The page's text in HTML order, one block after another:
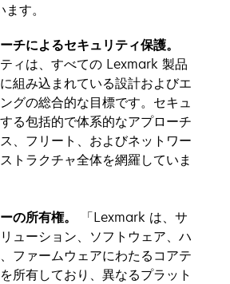
す。
チによるセキュリティ保護。
ティは、すべての Lexmark 製品
組み込まれている設計およびエ
グの総合的な目標です。セキュ
る包括的で体系的なアプローチ
、フリート、およびネットワー
トラクチャ全体を網羅していま
の所有権。
「Lexmark は、サ
ューション、ソフトウェア、ハ
ファームウェアにわたるコアテ
所有しており、異なるプラット